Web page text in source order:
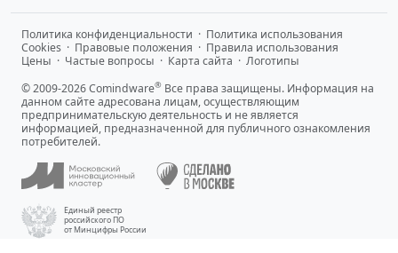
Политика конфиденциальности · Политика использования
Cookies · Правовые положения · Правила использования
Цены · Частые вопросы · Карта сайта · Логотипы
© 2009-2026 Comindware® Все права защищены. Информация на
данном сайте адресована лицам, осуществляющим
предпринимательскую деятельность и не является
информацией, предназначенной для публичного ознакомления
потребителей.
Единый реестр
российского ПО
от Минцифры России